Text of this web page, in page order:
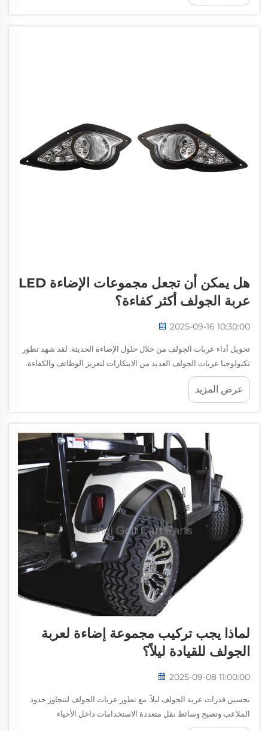
هل يمكن أن تجعل مجموعات الإضاءة LED
عربة الجولف أكثر كفاءة؟
2025-09-16 10:30:00
تحويل أداء عربات الجولف من خلال حلول الإضاءة الحديثة. لقد شهد تطور
تكنولوجيا عربات الجولف العديد من الابتكارات لتعزيز الوظائف والكفاءة.
يُحدث فرقاً كبيراً...
عرض المزيد
لماذا يجب تركيب مجموعة إضاءة لعربة
الجولف للقيادة ليلاً؟
2025-09-08 11:00:00
تحسين قدرات عربة الجولف ليلاً. مع تطور عربات الجولف لتتجاوز حدود
الملاعب وتصبح وسائط نقل متعددة الاستخدامات داخل الأحياء
والمجتمعات، أصبحت الحاجة إلى إضاءة مناسبة أكثر أهمية. تُحَوِّل مجموعة